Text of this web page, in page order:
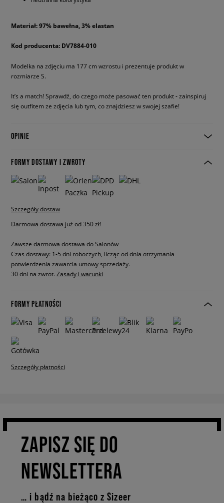
Materiał: 97% bawełna, 3% elastan
Kod producenta: DV7884-010
Modelka na zdjęciu ma 177 cm wzrostu i prezentuje produkt w
rozmiarze S.
It’s a match! Sprawdź, do czego może pasować ten produkt - zainspiruj
się outfitem ze zdjęcia lub tym, co znajdziesz w swojej szafie!
OPINIE
FORMY DOSTAWY I ZWROTY
Szczegóły dostaw
Darmowa dostawa już od 350 zł!
Zawsze darmowa dostawa do Salonów
Czas dostawy: 1-5 dni roboczych, licząc od dnia otrzymania
potwierdzenia zawarcia umowy sprzedaży.
30 dni na zwrot. Zasady i warunki
FORMY PŁATNOŚCI
Szczegóły płatności
ZAPISZ SIĘ DO
NEWSLETTERA
… i bądź na bieżąco z Sizeer